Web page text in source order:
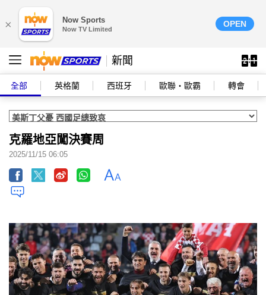
× Now Sports
Now TV Limited
OPEN
新聞
全部 英格蘭 西班牙 歐聯‧歐霸 轉會
克羅地亞闖決賽周
2025/11/15 06:05